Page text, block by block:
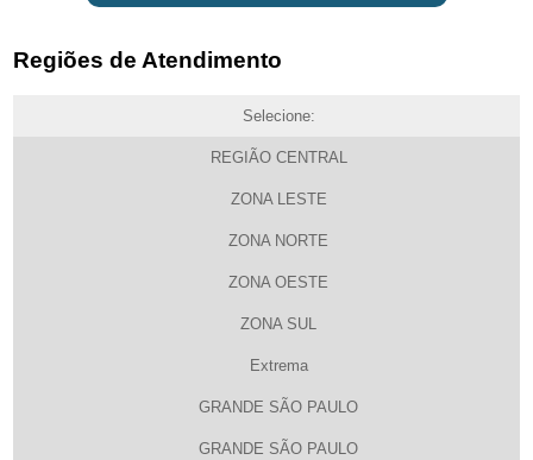
Regiões de Atendimento
Selecione:
REGIÃO CENTRAL
ZONA LESTE
ZONA NORTE
ZONA OESTE
ZONA SUL
Extrema
GRANDE SÃO PAULO
GRANDE SÃO PAULO